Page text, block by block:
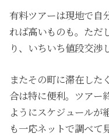
有料ツアーは現地で自
れば高いものも。ただ
り、いちいち値段交渉
またその町に滞在した
合は特に便利。ツアー
ようにスケジュールが
も一応ネットで調べて